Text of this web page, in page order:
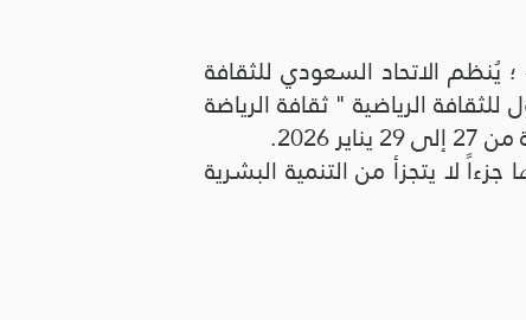
يُنظم الاتحاد السعودي للثقافة
الرياضية " ثقافة الرياضة
جزءاًلا يتجزأ من التنمية البشرية